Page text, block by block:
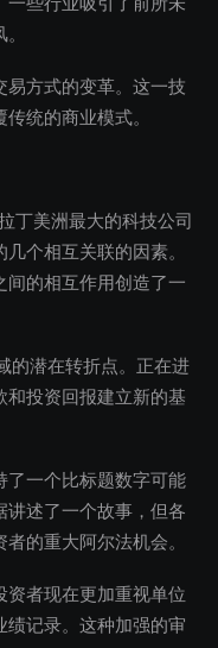
易方式的变革。这一技
统的商业模式。
丁美洲最大的科技公司
个相互关联的因素。
间的相互作用创造了一
的潜在转折点。正在进
和投资回报建立新的基
了一个比标题数字可能
讲述了一个故事，但各
的重大阿尔法机会。
资者现在更加重视单位
绩记录。这种加强的审